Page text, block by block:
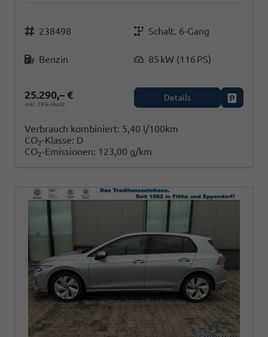
Fahrzeugnr.
238498
Getriebe
Schalt. 6-Gang
Benzin 85 kW (116 PS)
25.290,– €
inkl. 19% MwSt.
Details
Verbrauch kombiniert: 5,40 l/100km
CO2-Klasse: D
CO2-Emissionen: 123,00 g/km